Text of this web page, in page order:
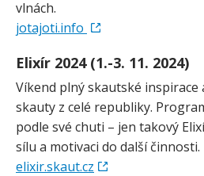
vlnách.
jotajoti.info
Elixír 2024 (1.-3. 11. 2024)
Víkend plný skautské inspirace
skauty z celé republiky.
podle své chuti – jen takový
sílu a motivaci do další činnosti.
elixir.skaut.cz